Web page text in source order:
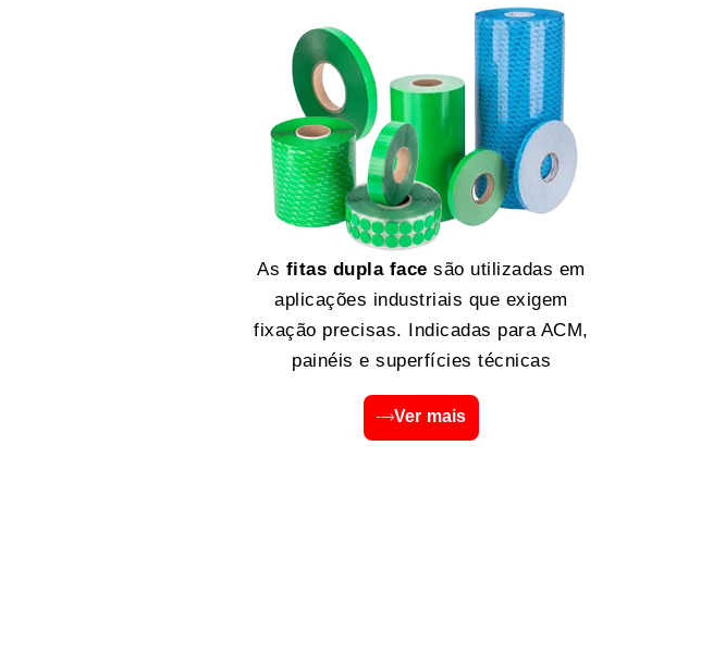
As fitas dupla face são utilizadas em
aplicações industriais que exigem
fixação precisas. Indicadas para ACM,
painéis e superfícies técnicas
Ver mais